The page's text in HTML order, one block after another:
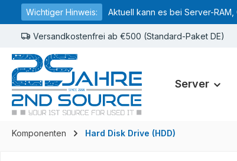
Zur Hauptnavigation springen
Wichtiger Hinweis: Aktuell kann es bei Server-
Versandkostenfrei ab €500 (Standard-Paket DE)
Server
Komponenten Hard Disk Drive (HDD)